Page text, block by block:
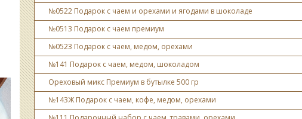
№0522 Подарок с чаем и орехами и ягодами в шоколаде
№0513 Подарок с чаем премиум
№0523 Подарок с чаем, медом, орехами
№141 Подарок с чаем, медом, шоколадом
Ореховый микс Премиум в бутылке 500 гр
№143Ж Подарок с чаем, кофе, медом, орехами